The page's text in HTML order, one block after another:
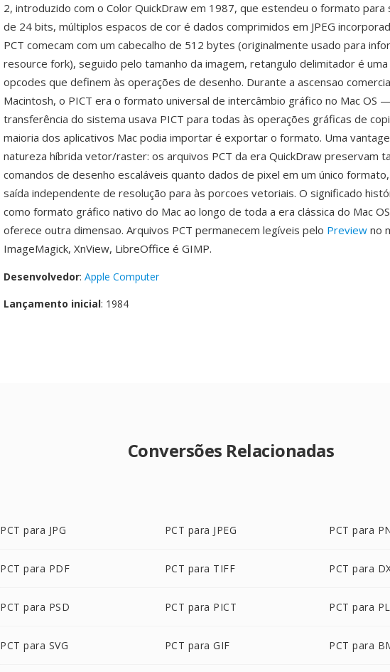
2, introduzido com o Color QuickDraw em 1987, que estendeu o formato
de 24 bits, múltiplos espacos de cor é dados comprimidos em JPEG
PCT comecam com um cabecalho de 512 bytes (originalmente usado para
resource fork), seguido pelo tamanho da imagem, retangulo delimitador é
opcodes que definem às operações de desenho. Durante a ascensao
Macintosh, o PICT era o formato universal de intercâmbio gráfico no Mac OS
transferência do sistema usava PICT para todas às operações gráficas de
maioria dos aplicativos Mac podia importar é exportar o formato. Uma
natureza híbrida vetor/raster: os arquivos PCT da era QuickDraw preservam
comandos de desenho escaláveis quanto dados de pixel em um único
saída independente de resolução para às porcoes vetoriais. O significado
como formato gráfico nativo do Mac ao longo de toda a era clássica do Mac
oferece outra dimensao. Arquivos PCT permanecem legíveis pelo Preview no
ImageMagick, XnView, LibreOffice é GIMP.
Desenvolvedor: Apple Computer
Lançamento inicial: 1984
Conversões Relacionadas
PCT para JPG PCT para JPEG PCT para
PCT para PDF PCT para TIFF PCT para
PCT para PSD PCT para PICT PCT para
PCT para SVG PCT para GIF PCT para